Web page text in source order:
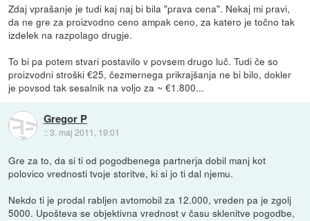
Zdaj vprašanje je tudi kaj naj bi bila "prava cena". Nekaj mi pravi,
da ne gre za proizvodno ceno ampak ceno, za katero je točno tak
izdelek na razpolago drugje.
To bi pa potem stvari postavilo v povsem drugo luč. Tudi če so
proizvodni stroški €25, čezmernega prikrajšanja ne bi bilo, dokler
je povsod tak sesalnik na voljo za ~ €1.800...
Gregor P
::3. maj 2011, 19:01
Gre za to, da si ti od pogodbenega partnerja dobil manj kot
polovico vrednosti tvoje storitve, ki si jo ti dal njemu.
Nekdo ti je prodal rabljen avtomobil za 12.000, vreden pa je zgolj
5000. Upošteva se objektivna vrednost v času sklenitve pogodbe,